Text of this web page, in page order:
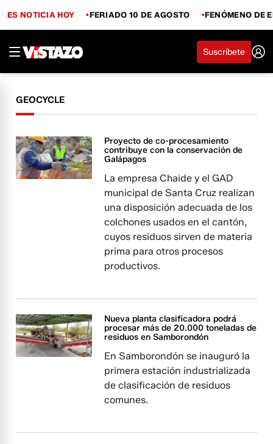
ES NOTICIA HOY FERIADO 10 DE AGOSTO FENÓMENO DE
Suscríbete
GEOCYCLE
Proyecto de co-procesamiento
contribuye con la conservación de
Galápagos
La empresa Chaide y el GAD
municipal de Santa Cruz realizan
una disposición adecuada de los
colchones usados en el cantón,
cuyos residuos sirven de materia
prima para otros procesos
productivos.
Nueva planta clasificadora podrá
procesar más de 20.000 toneladas de
residuos en Samborondón
En Samborondón se inauguró la
primera estación industrializada
de clasificación de residuos
comunes.